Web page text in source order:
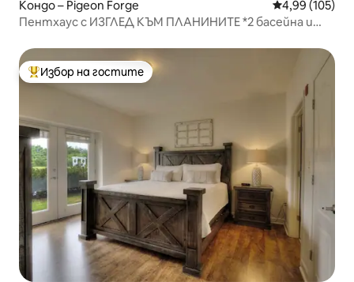
Кондо – Pigeon Forge Средна
4,99 (105)
Пентхаус с ИЗГЛЕД КЪМ ПЛАНИНИТЕ *2 басейна и
Най-популярен избор на гостите
Избор на гостите